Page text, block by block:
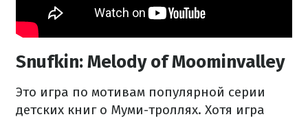
Snufkin: Melody of Moominvalley
Это игра по мотивам популярной серии
детских книг о Муми-троллях. Хотя игра